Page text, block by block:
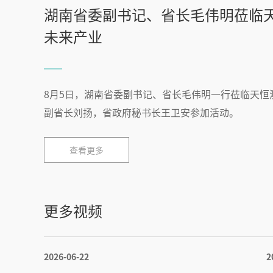
湖南省委副书记、省长毛伟明莅临
未来产业
8月5日，湖南省委副书记、省长毛伟明一行莅临天恒
副省长刘扬，省政府秘书长王卫安参加活动。
查看更多
更多视频
2026-06-22